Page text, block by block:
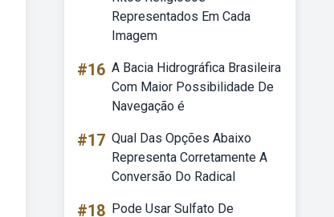
Representados Em Cada
Imagem
#16 A Bacia Hidrográfica Brasileira
Com Maior Possibilidade De
Navegação é
#17 Qual Das Opções Abaixo
Representa Corretamente A
Conversão Do Radical
#18 Pode Usar Sulfato De